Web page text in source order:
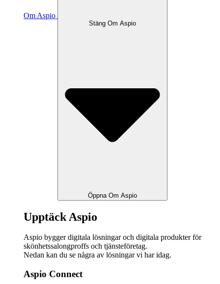
Om Aspio
Stäng Om Aspio
Öppna Om Aspio
Upptäck Aspio
Aspio bygger digitala lösningar och digitala produkter för
skönhetssalongproffs och tjänsteföretag.
Nedan kan du se några av lösningar vi har idag.
Aspio Connect